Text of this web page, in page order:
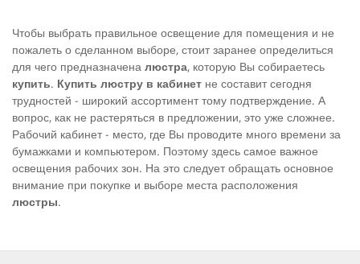
Чтобы выбрать правильное освещение для помещения и не
пожалеть о сделанном выборе, стоит заранее определиться
для чего предназначена люстра, которую Вы собираетесь
купить. Купить люстру в кабинет не составит сегодня
трудностей - широкий ассортимент тому подтверждение. А
вопрос, как не растеряться в предложении, это уже сложнее.
Рабочий кабинет - место, где Вы проводите много времени за
бумажками и компьютером. Поэтому здесь самое важное
освещения рабочих зон. На это следует обращать основное
внимание при покупке и выборе места расположения
люстры.